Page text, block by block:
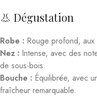
👃 Dégustation
Robe : Rouge profond, aux
Nez : Intense, avec des
de sous-bois.
Bouche : Équilibrée, avec
fraîcheur remarquable.